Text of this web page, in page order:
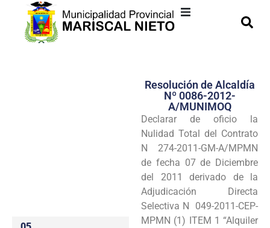
Transparencia
Seguridad
Programas
Intranet
Resolución de Alcaldía
Nº 0086-2012-
A/MUNIMOQ
Declarar de oficio la
Nulidad Total del Contrato
N 274-2011-GM-A/MPMN
de fecha 07 de Diciembre
del 2011 derivado de la
Adjudicación Directa
Selectiva N 049-2011-CEP-
MPMN (1) ITEM 1 “Alquiler